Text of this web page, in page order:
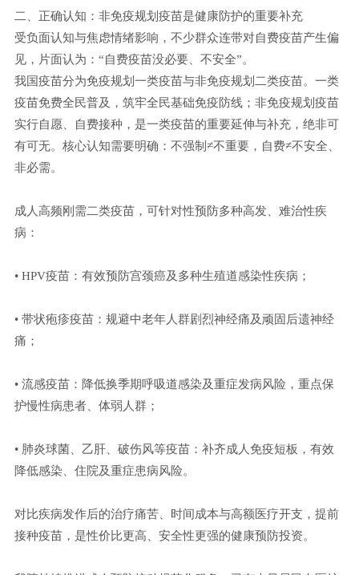
二、正确认知：非免疫规划疫苗是健康防护的重要补充
受负面认知与焦虑情绪影响，不少群众连带对自费疫苗产生偏
见，片面认为：“自费疫苗没必要、不安全”。
我国疫苗分为免疫规划一类疫苗与非免疫规划二类疫苗。一类
疫苗免费全民普及，筑牢全民基础免疫防线；非免疫规划疫苗
实行自愿、自费接种，是一类疫苗的重要延伸与补充，绝非可
有可无。核心认知需要明确：不强制≠不重要，自费≠不安全、
非必需。
成人高频刚需二类疫苗，可针对性预防多种高发、难治性疾
病：
• HPV疫苗：有效预防宫颈癌及多种生殖道感染性疾病；
• 带状疱疹疫苗：规避中老年人群剧烈神经痛及顽固后遗神经
痛；
• 流感疫苗：降低换季期呼吸道感染及重症发病风险，重点保
护慢性病患者、体弱人群；
• 肺炎球菌、乙肝、破伤风等疫苗：补齐成人免疫短板，有效
降低感染、住院及重症患病风险。
对比疾病发作后的治疗痛苦、时间成本与高额医疗开支，提前
接种疫苗，是性价比更高、安全性更强的健康预防投资。